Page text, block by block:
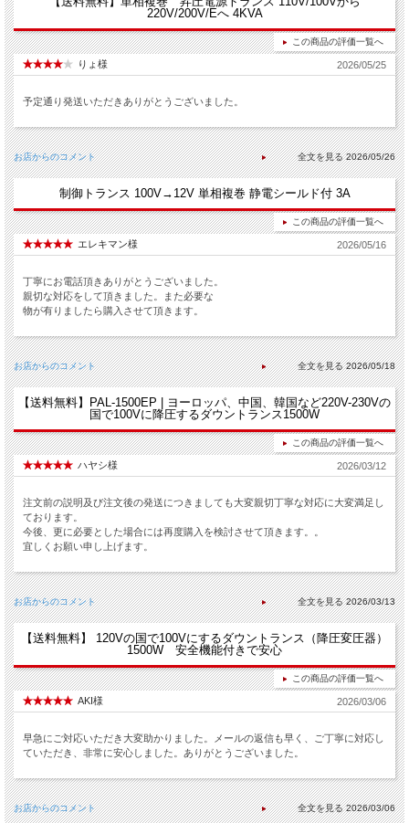
220V/200V/Eへ 4KVA
この商品の評価一覧へ
りょ様 2026/05/25
予定通り発送いただきありがとうございました。
お店からのコメント 2026/05/26
制御トランス 100V→12V 単相複巻 静電シールド付 3A
この商品の評価一覧へ
エレキマン様 2026/05/16
丁寧にお電話頂きありがとうございました。
親切な対応をして頂きました。また必要な
物が有りましたら購入させて頂きます。
お店からのコメント 2026/05/18
【送料無料】PAL-1500EP | ヨーロッパ、中国、韓国など220V-230Vの
国で100Vに降圧するダウントランス1500W
この商品の評価一覧へ
ハヤシ様 2026/03/12
注文前の説明及び注文後の発送につきましても大変親切丁寧な対応に大変満足し
ております。
今後、更に必要とした場合には再度購入を検討させて頂きます。。
宜しくお願い申し上げます。
お店からのコメント 2026/03/13
【送料無料】 120Vの国で100Vにするダウントランス（降圧変圧器）
1500W 安全機能付きで安心
この商品の評価一覧へ
AKI様 2026/03/06
早急にご対応いただき大変助かりました。メールの返信も早く、ご丁寧に対応し
ていただき、非常に安心しました。ありがとうございました。
お店からのコメント 2026/03/06